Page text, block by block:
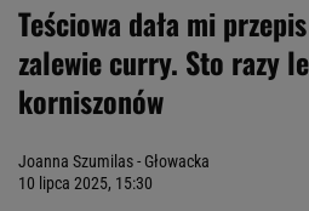
Teściowa dała mi
zalewie curry. Sto razy
korniszonów
Joanna Szumilas - Głowacka
10 lipca 2025, 15:30